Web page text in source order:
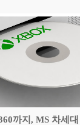
까지, MS 차세